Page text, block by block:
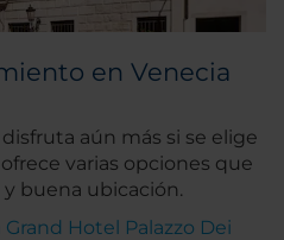
en Venecia
disfruta aún más si se elige
varias opciones que
buena ubicación.
Hotel Palazzo Dei